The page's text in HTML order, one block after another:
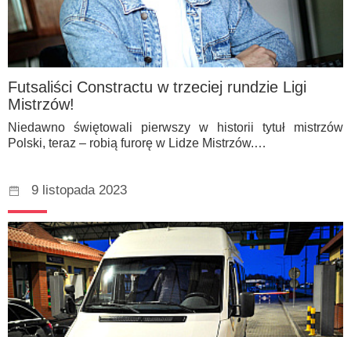
Futsaliści Constractu w trzeciej rundzie Ligi
Mistrzów!
Niedawno świętowali pierwszy w historii tytuł mistrzów
Polski, teraz – robią furorę w Lidze Mistrzów.…
9 listopada 2023